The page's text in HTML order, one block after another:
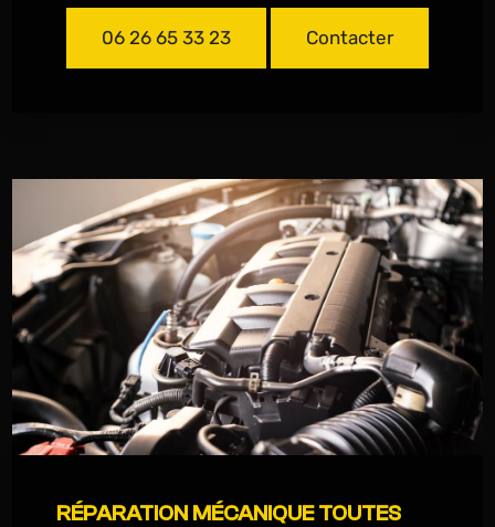
06 26 65 33 23 Contacter
RÉPARATION MÉCANIQUE TOUTES